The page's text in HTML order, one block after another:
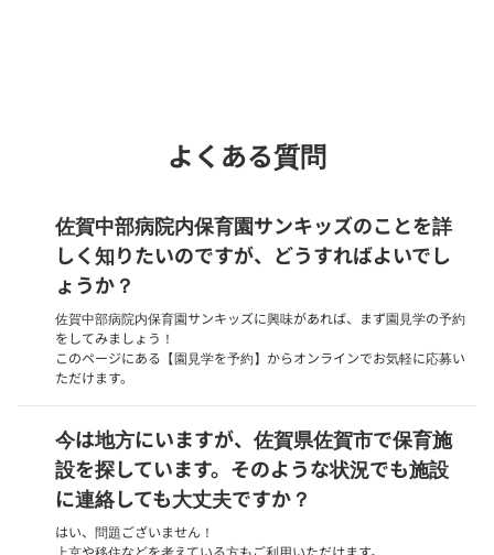
よくある質問
佐賀中部病院内保育園サンキッズのことを詳
しく知りたいのですが、どうすればよいでし
ょうか？
佐賀中部病院内保育園サンキッズに興味があれば、まず園見学の予約
をしてみましょう！
このページにある【園見学を予約】からオンラインでお気軽に応募い
ただけます。
今は地方にいますが、佐賀県佐賀市で保育施
設を探しています。そのような状況でも施設
に連絡しても大丈夫ですか？
はい、問題ございません！
上京や移住などを考えている方もご利用いただけます。